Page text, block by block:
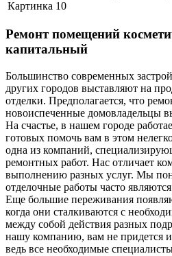
Ремонт помещений
капитальный
Большинство современных
других городов выставляют на
отделки. Предполагается, что
новоиспеченные домовладельцы
На счастье, в нашем городе
готовых помочь вам в этом
одна из компаний,
ремонтных работ. Нас отличает
выполнению разных услуг. Мы
отделочные работы часто
Еще большие переживания
когда они сталкиваются с
между собой действия разных
нашу компанию, вам не придется
ведь все необходимые